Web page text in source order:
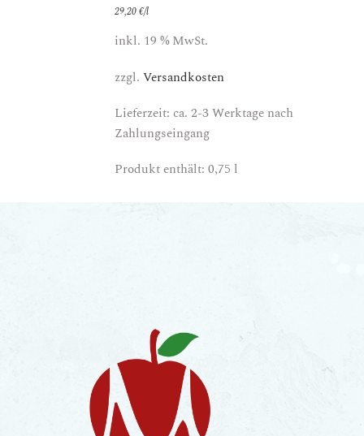
29,20€/l
inkl. 19 % MwSt.
zzgl. Versandkosten
Lieferzeit: ca. 2-3 Werktage nach
Zahlungseingang
Produkt enthält: 0,75 l